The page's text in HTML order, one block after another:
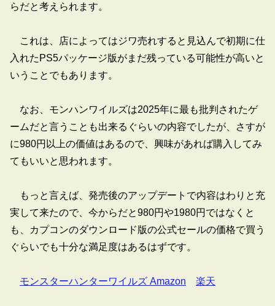
らだと考えられます。
これは、店によってはジワ売れすると見込んで初期に仕
入れたPS5パッケージ版がまだ残っている可能性が高いと
いうことでもあります。
なお、モンハンワイルズは2025年に最も批判されたゲ
ームだと言うことも出来るぐらいの内容でしたが、さすが
に980円以上の価値はあるので、興味があれば購入してみ
てもいいと思われます。
もっと言えば、発売後のアップデートで内容はわりと充
実して来たので、今からだと980円や1980円ではなくと
も、カプコンのダウンロード版の公式セールの価格で買う
ぐらいでも十分な満足度はあるはずです。
モンスターハンターワイルズ Amazon 楽天